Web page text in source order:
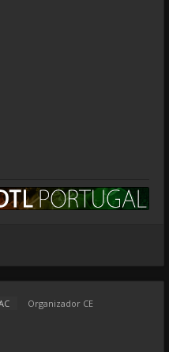
Organizador CE